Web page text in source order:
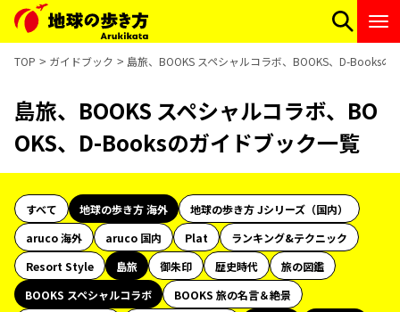
TOP ガイドブック 島旅、BOOKS スペシャルコラボ、BOOKS、D-Booksの
島旅、BOOKS スペシャルコラボ、BO
OKS、D-Booksのガイドブック一覧
すべて 地球の歩き方 海外
地球の歩き方 Jシリーズ（国内）
aruco 海外
aruco 国内 Plat
ランキング&テクニック
Resort Style
島旅 御朱印 歴史時代
旅の図鑑
BOOKS スペシャルコラボ
BOOKS 旅の名言＆絶景